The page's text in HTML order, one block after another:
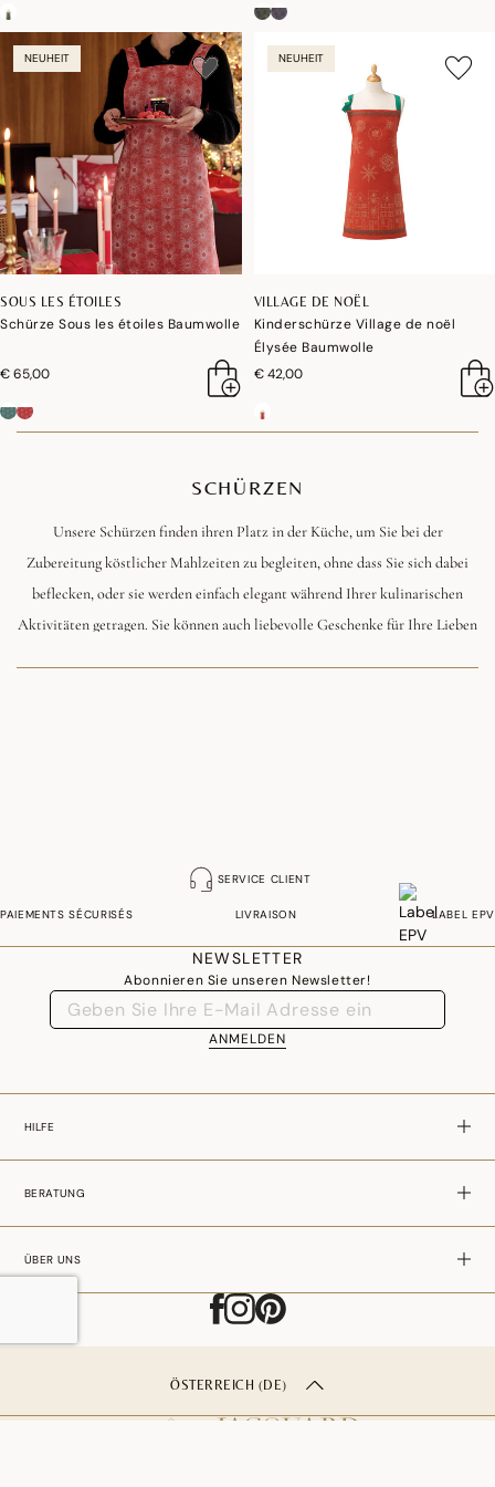
NEUHEIT
SOUS LES ÉTOILES
Schürze Sous les étoiles Baumwolle
€ 65,00
NEUHEIT
VILLAGE DE NOËL
Kinderschürze Village de noël
Élysée Baumwolle
€ 42,00
SCHÜRZEN
Unsere Schürzen finden ihren Platz in der Küche, um Sie bei der
Zubereitung köstlicher Mahlzeiten zu begleiten, ohne dass Sie sich dabei
beflecken, oder sie werden einfach elegant während Ihrer kulinarischen
Aktivitäten getragen. Sie können auch liebevolle Geschenke für Ihre Lieben
SERVICE CLIENT
PAIEMENTS SÉCURISÉS LIVRAISON LABEL EPV
NEWSLETTER
Abonnieren Sie unseren Newsletter!
ANMELDEN
HILFE
BERATUNG
ÜBER UNS
ÖSTERREICH (DE)